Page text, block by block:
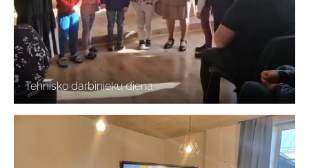
Tehnisko darbinieku diena